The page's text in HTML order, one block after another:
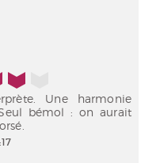
Une harmonie
bémol : on aurait